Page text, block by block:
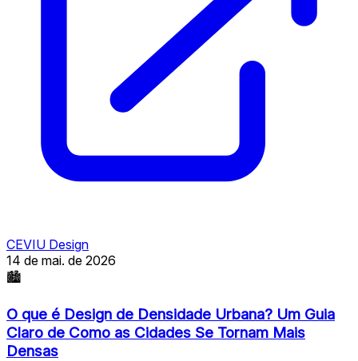
CEVIU Design
14 de mai. de 2026
🏙
O que é Design de Densidade Urbana? Um Guia
Claro de Como as Cidades Se Tornam Mais
Densas